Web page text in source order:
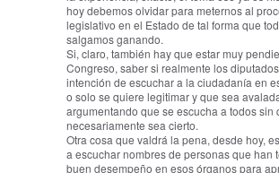
hoy debemos olvidar para meternos al
legislativo en el Estado de tal forma que
salgamos ganando.
Si, claro, también hay que estar muy
Congreso, saber si realmente los
intención de escuchar a la ciudadanía en
o solo se quiere legitimar y que sea
argumentando que se escucha a todos sin
necesariamente sea cierto.
Otra cosa que valdrá la pena, desde hoy,
a escuchar nombres de personas que han
buen desempeño en esos órganos para